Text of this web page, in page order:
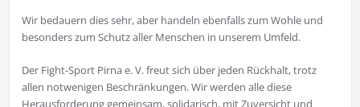
Wir bedauern dies sehr, aber handeln ebenfalls zum Wohle und
besonders zum Schutz aller Menschen in unserem Umfeld.
Der Fight-Sport Pirna e. V. freut sich über jeden Rückhalt, trotz
allen notwenigen Beschränkungen. Wir werden alle diese
Herausforderung gemeinsam, solidarisch, mit Zuversicht und